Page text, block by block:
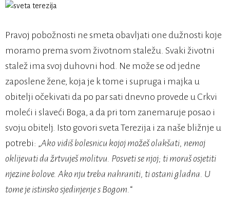
Pravoj pobožnosti ne smeta obavljati one dužnosti koje
moramo prema svom životnom staležu. Svaki životni
stalež ima svoj duhovni hod. Ne može se od jedne
zaposlene žene, koja je k tome i supruga i majka u
obitelji očekivati da po par sati dnevno provede u Crkvi
moleći i slaveći Boga, a da pri tom zanemaruje posao i
svoju obitelj. Isto govori sveta Terezija i za naše bližnje u
potrebi: „Ako vidiš bolesnicu kojoj možeš olakšati, nemoj
oklijevati da žrtvuješ molitvu. Posveti se njoj; ti moraš osjetiti
njezine bolove. Ako nju treba nahraniti, ti ostani gladna. U
tome je istinsko sjedinjenje s Bogom.“